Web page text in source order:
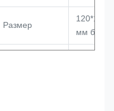
Размер
120*100
мм без